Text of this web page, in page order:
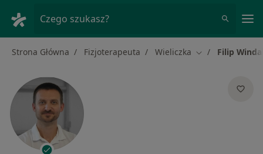
Czego szukasz?
Strona Główna Fizjoterapeuta Wieliczka Zmień miasto
Filip